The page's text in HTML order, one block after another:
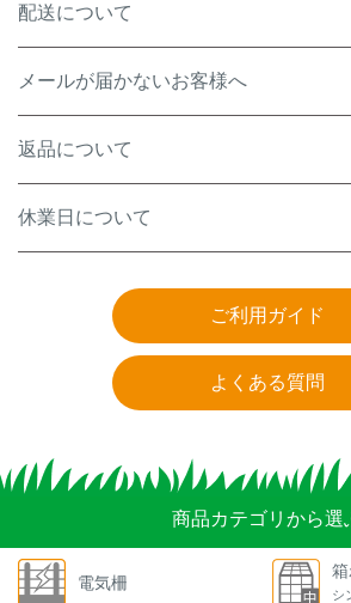
配送について
メールが届かないお客様へ
返品について
休業日について
ご利用ガイド
よくある質問
商品カテゴリから選
電気柵
シ